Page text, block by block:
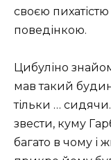
своєю
поведінкою.
Цибуліно
мав такий
тільки …
звести, куму
багато в чому і